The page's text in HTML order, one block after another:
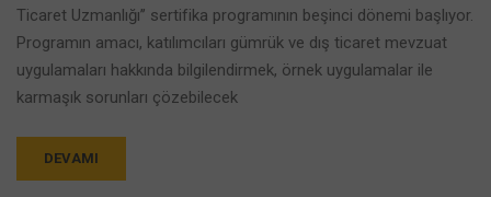
Ticaret Uzmanlığı’’ sertifika programının beşinci dönemi başlıyor.
Programın amacı, katılımcıları gümrük ve dış ticaret mevzuat
uygulamaları hakkında bilgilendirmek, örnek uygulamalar ile
karmaşık sorunları çözebilecek
DEVAMI